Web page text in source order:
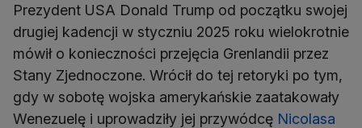
Prezydent USA Donald Trump od początku swojej
drugiej kadencji w styczniu 2025 roku wielokrotnie
mówił o konieczności przejęcia Grenlandii przez
Stany Zjednoczone. Wrócił do tej retoryki po tym,
gdy w sobotę wojska amerykańskie zaatakowały
Wenezuelę i uprowadziły jej przywódcę Nicolasa